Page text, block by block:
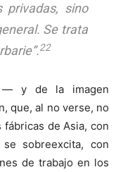
privadas, sino
Se trata
22
— y de la imagen
que, al no verse, no
de Asia, con
sobreexcita, con
de trabajo en los